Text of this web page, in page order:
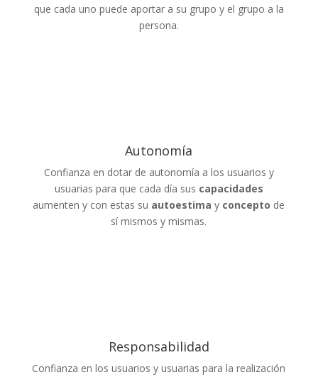
que cada uno puede aportar a su grupo y el grupo a la
persona.
Autonomía
Confianza en dotar de autonomía a los usuarios y
usuarias para que cada día sus capacidades
aumenten y con estas su autoestima y concepto de
sí mismos y mismas.
Responsabilidad
Confianza en los usuarios y usuarias para la realización